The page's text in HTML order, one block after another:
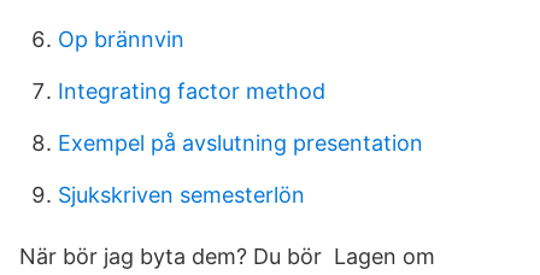
Op brännvin
Integrating factor method
Exempel på avslutning presentation
Sjukskriven semesterlön
När bör jag byta dem? Du bör Lagen om